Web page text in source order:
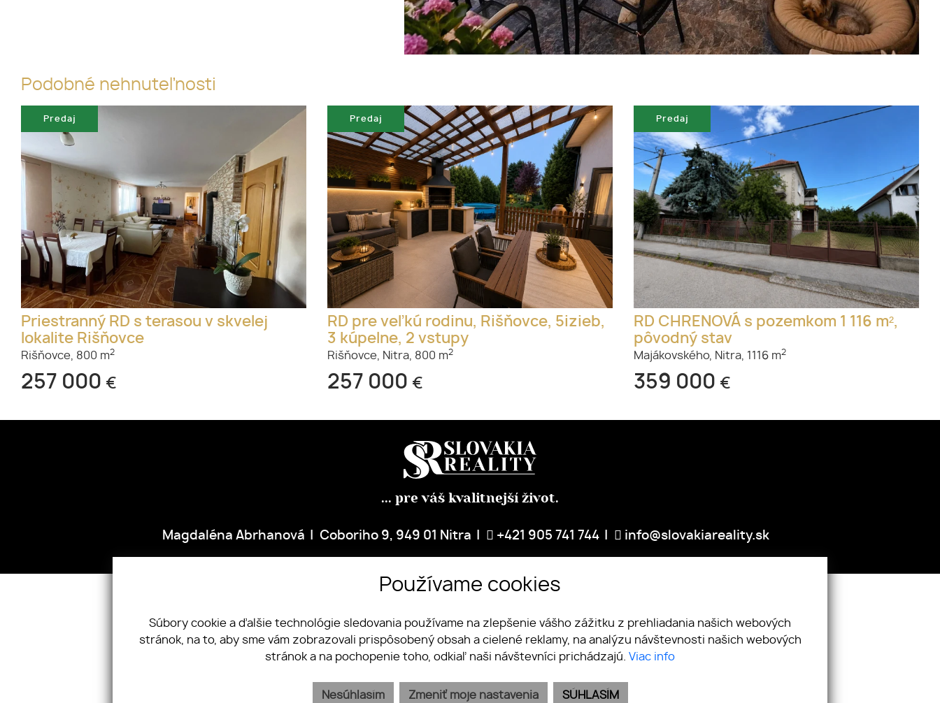
Podobné nehnuteľnosti
Predaj
Priestranný RD s terasou v skvelej
lokalite Rišňovce
Rišňovce, 800 m2
257 000 €
Predaj
RD pre veľkú rodinu, Rišňovce, 5izieb,
3 kúpelne, 2 vstupy
Rišňovce, Nitra, 800 m2
257 000 €
Predaj
RD CHRENOVÁ s pozemkom 1 116 m²,
pôvodný stav
Majákovského, Nitra, 1116 m2
359 000 €
... pre váš kvalitnejší život.
Magdaléna Abrhanová Coboriho 9, 949 01 Nitra +421 905 741 744 info@slovakiareality.sk
webex.digital- REALVIA.sk
Používame cookies
Súbory cookie a ďalšie technológie sledovania používame na zlepšenie vášho zážitku z prehliadania našich webových
stránok, na to, aby sme vám zobrazovali prispôsobený obsah a cielené reklamy, na analýzu návštevnosti našich webových
stránok a na pochopenie toho, odkiaľ naši návštevníci prichádzajú. Viac info
SÚHLASÍM
Nesúhlasím Zmeniť moje nastavenia